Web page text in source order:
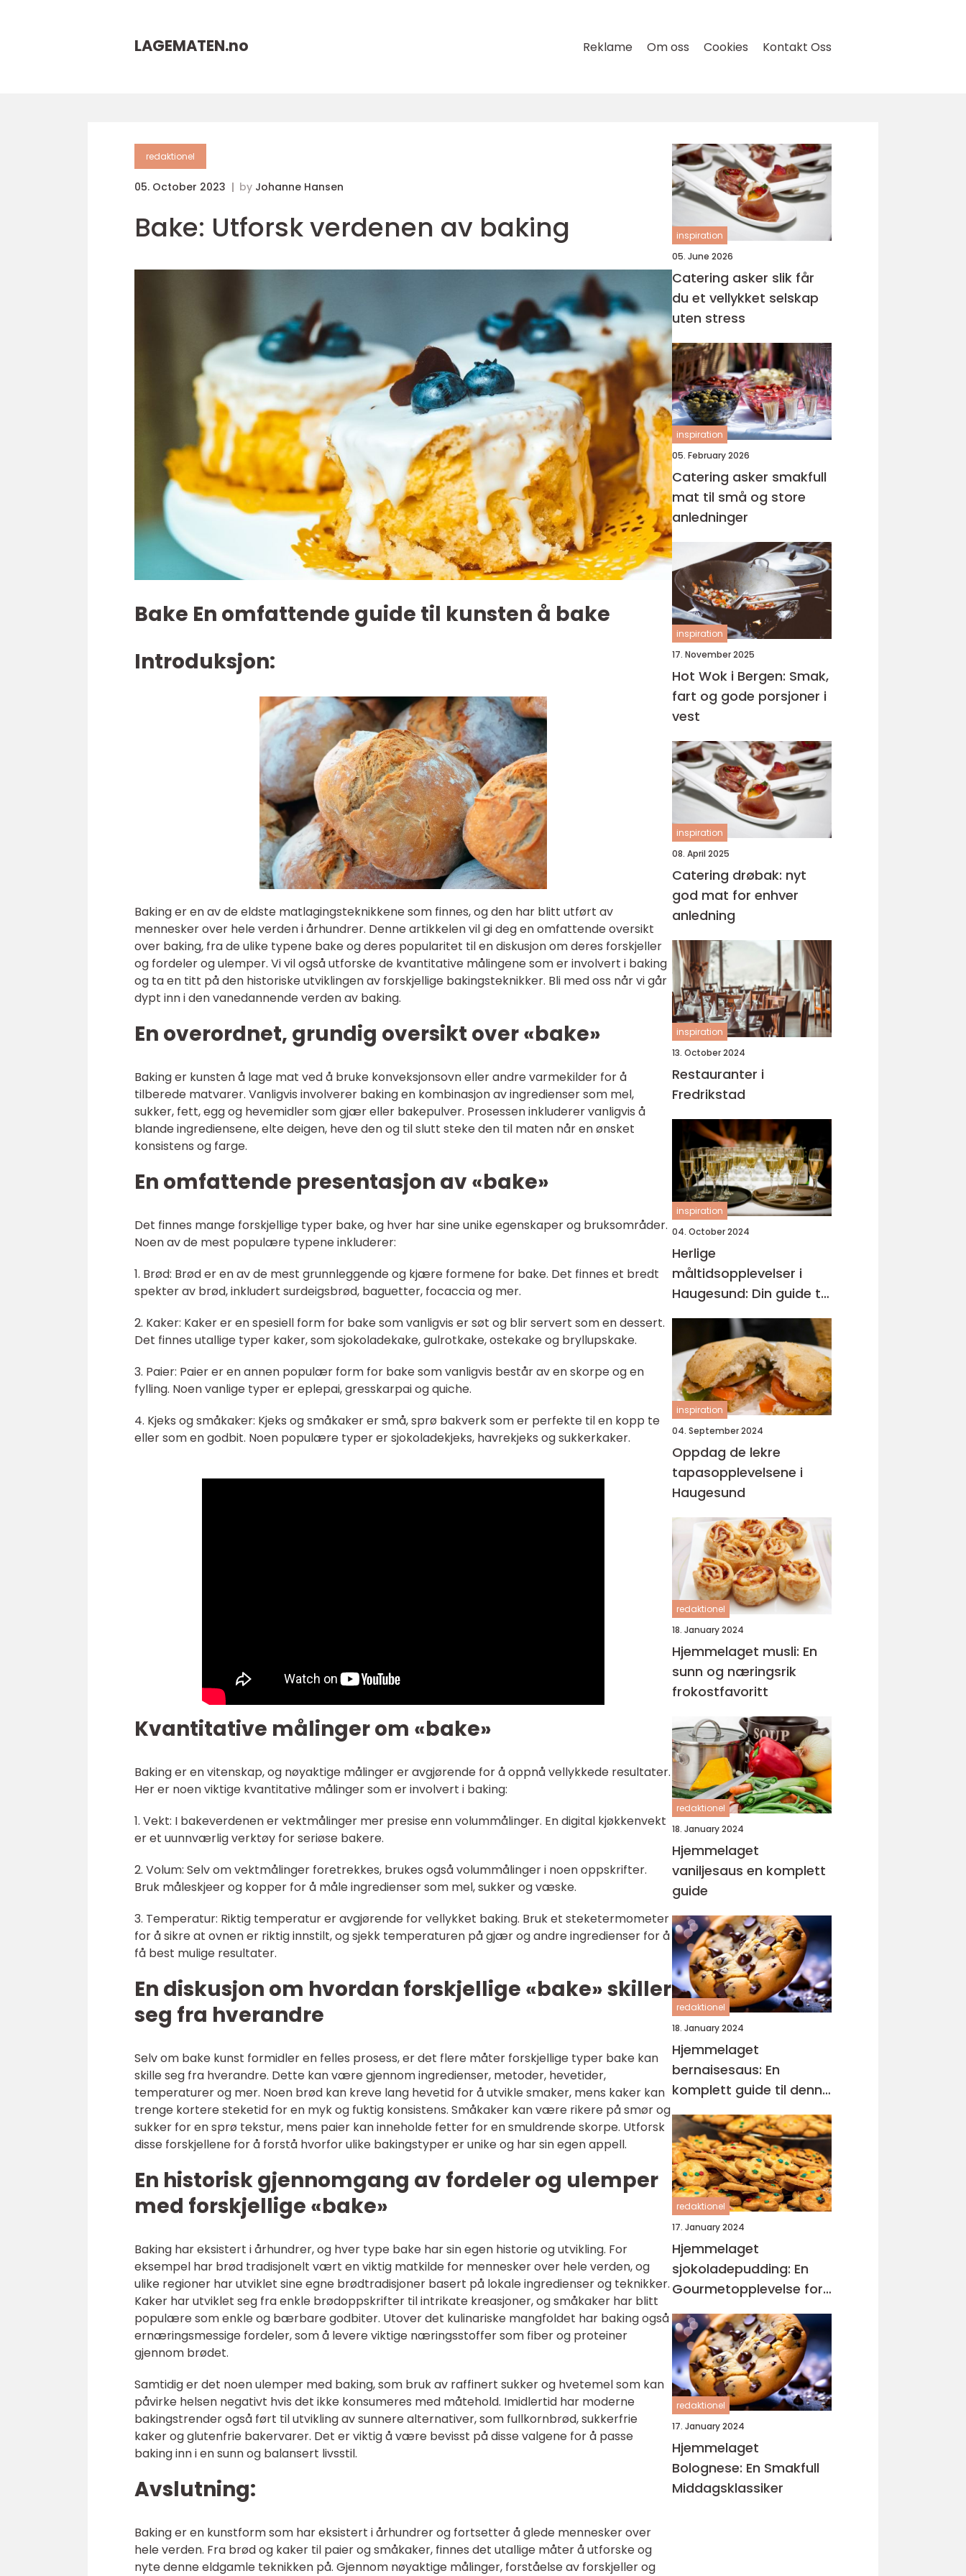
LAGEMATEN.no Reklame Om oss Cookies Kontakt Oss
redaktionel
05. October 2023 by Johanne Hansen
Bake: Utforsk verdenen av baking
Bake En omfattende guide til kunsten å bake
Introduksjon:
Baking er en av de eldste matlagingsteknikkene som finnes, og den har blitt utført av
mennesker over hele verden i århundrer. Denne artikkelen vil gi deg en omfattende oversikt
over baking, fra de ulike typene bake og deres popularitet til en diskusjon om deres forskjeller
og fordeler og ulemper. Vi vil også utforske de kvantitative målingene som er involvert i baking
og ta en titt på den historiske utviklingen av forskjellige bakingsteknikker. Bli med oss når vi går
dypt inn i den vanedannende verden av baking.
En overordnet, grundig oversikt over «bake»
Baking er kunsten å lage mat ved å bruke konveksjonsovn eller andre varmekilder for å
tilberede matvarer. Vanligvis involverer baking en kombinasjon av ingredienser som mel,
sukker, fett, egg og hevemidler som gjær eller bakepulver. Prosessen inkluderer vanligvis å
blande ingrediensene, elte deigen, heve den og til slutt steke den til maten når en ønsket
konsistens og farge.
En omfattende presentasjon av «bake»
Det finnes mange forskjellige typer bake, og hver har sine unike egenskaper og bruksområder.
Noen av de mest populære typene inkluderer:
1. Brød: Brød er en av de mest grunnleggende og kjære formene for bake. Det finnes et bredt
spekter av brød, inkludert surdeigsbrød, baguetter, focaccia og mer.
2. Kaker: Kaker er en spesiell form for bake som vanligvis er søt og blir servert som en dessert.
Det finnes utallige typer kaker, som sjokoladekake, gulrotkake, ostekake og bryllupskake.
3. Paier: Paier er en annen populær form for bake som vanligvis består av en skorpe og en
fylling. Noen vanlige typer er eplepai, gresskarpai og quiche.
4. Kjeks og småkaker: Kjeks og småkaker er små, sprø bakverk som er perfekte til en kopp te
eller som en godbit. Noen populære typer er sjokoladekjeks, havrekjeks og sukkerkaker.
Kvantitative målinger om «bake»
Baking er en vitenskap, og nøyaktige målinger er avgjørende for å oppnå vellykkede resultater.
Her er noen viktige kvantitative målinger som er involvert i baking:
1. Vekt: I bakeverdenen er vektmålinger mer presise enn volummålinger. En digital kjøkkenvekt
er et uunnværlig verktøy for seriøse bakere.
2. Volum: Selv om vektmålinger foretrekkes, brukes også volummålinger i noen oppskrifter.
Bruk måleskjeer og kopper for å måle ingredienser som mel, sukker og væske.
3. Temperatur: Riktig temperatur er avgjørende for vellykket baking. Bruk et steketermometer
for å sikre at ovnen er riktig innstilt, og sjekk temperaturen på gjær og andre ingredienser for å
få best mulige resultater.
En diskusjon om hvordan forskjellige «bake» skiller
seg fra hverandre
Selv om bake kunst formidler en felles prosess, er det flere måter forskjellige typer bake kan
skille seg fra hverandre. Dette kan være gjennom ingredienser, metoder, hevetider,
temperaturer og mer. Noen brød kan kreve lang hevetid for å utvikle smaker, mens kaker kan
trenge kortere steketid for en myk og fuktig konsistens. Småkaker kan være rikere på smør og
sukker for en sprø tekstur, mens paier kan inneholde fetter for en smuldrende skorpe. Utforsk
disse forskjellene for å forstå hvorfor ulike bakingstyper er unike og har sin egen appell.
En historisk gjennomgang av fordeler og ulemper
med forskjellige «bake»
Baking har eksistert i århundrer, og hver type bake har sin egen historie og utvikling. For
eksempel har brød tradisjonelt vært en viktig matkilde for mennesker over hele verden, og
ulike regioner har utviklet sine egne brødtradisjoner basert på lokale ingredienser og teknikker.
Kaker har utviklet seg fra enkle brødoppskrifter til intrikate kreasjoner, og småkaker har blitt
populære som enkle og bærbare godbiter. Utover det kulinariske mangfoldet har baking også
ernæringsmessige fordeler, som å levere viktige næringsstoffer som fiber og proteiner
gjennom brødet.
Samtidig er det noen ulemper med baking, som bruk av raffinert sukker og hvetemel som kan
påvirke helsen negativt hvis det ikke konsumeres med måtehold. Imidlertid har moderne
bakingstrender også ført til utvikling av sunnere alternativer, som fullkornbrød, sukkerfrie
kaker og glutenfrie bakervarer. Det er viktig å være bevisst på disse valgene for å passe
baking inn i en sunn og balansert livsstil.
Avslutning:
Baking er en kunstform som har eksistert i århundrer og fortsetter å glede mennesker over
hele verden. Fra brød og kaker til paier og småkaker, finnes det utallige måter å utforske og
nyte denne eldgamle teknikken på. Gjennom nøyaktige målinger, forståelse av forskjeller og
inspiration
05. June 2026
Catering asker slik får
du et vellykket selskap
uten stress
inspiration
05. February 2026
Catering asker smakfull
mat til små og store
anledninger
inspiration
17. November 2025
Hot Wok i Bergen: Smak,
fart og gode porsjoner i
vest
inspiration
08. April 2025
Catering drøbak: nyt
god mat for enhver
anledning
inspiration
13. October 2024
Restauranter i
Fredrikstad
inspiration
04. October 2024
Herlige
måltidsopplevelser i
Haugesund: Din guide til
lokal catering
inspiration
04. September 2024
Oppdag de lekre
tapasopplevelsene i
Haugesund
redaktionel
18. January 2024
Hjemmelaget musli: En
sunn og næringsrik
frokostfavoritt
redaktionel
18. January 2024
Hjemmelaget
vaniljesaus en komplett
guide
redaktionel
18. January 2024
Hjemmelaget
bernaisesaus: En
komplett guide til denne
klassikeren
redaktionel
17. January 2024
Hjemmelaget
sjokoladepudding: En
Gourmetopplevelse for
Sjokoladeelskere
redaktionel
17. January 2024
Hjemmelaget
Bolognese: En Smakfull
Middagsklassiker